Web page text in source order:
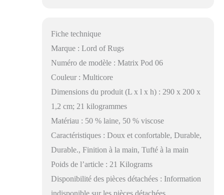
Fiche technique
Marque : Lord of Rugs
Numéro de modèle : Matrix Pod 06
Couleur : Multicore
Dimensions du produit (L x l x h) : 290 x 200 x
1,2 cm; 21 kilogrammes
Matériau : 50 % laine, 50 % viscose
Caractéristiques : Doux et confortable, Durable,
Durable., Finition à la main, Tufté à la main
Poids de l’article : 21 Kilograms
Disponibilité des pièces détachées : Information
indisponible sur les pièces détachées